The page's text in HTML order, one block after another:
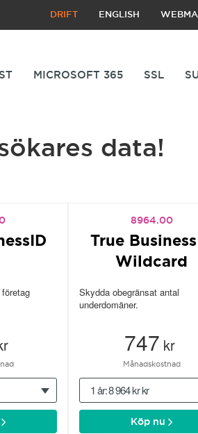
DRIFT ENGLISH
MICROSOFT 365 SSL
data!
8964.00
True
Wildcard
Skydda obegränsat antal
underdomäner.
747 kr
Månadskostnad
1 år: 8 964 kr kr
Köp nu